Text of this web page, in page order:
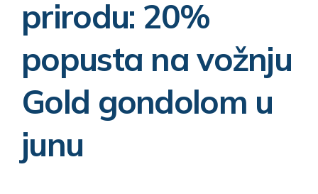
prirodu: 20%
popusta na vožnju
Gold gondolom u
junu